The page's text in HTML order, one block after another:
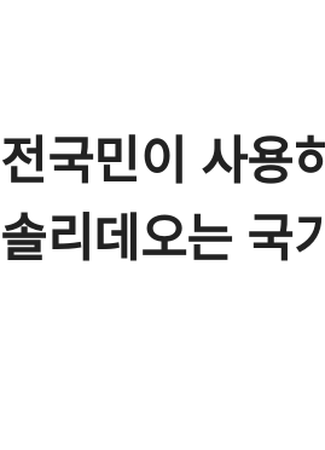
전국민이 사용
솔리데오는 국